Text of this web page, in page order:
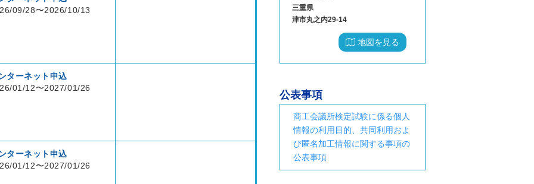
09/28〜2026/10/13
ターネット申込
01/12〜2027/01/26
ターネット申込
01/12〜2027/01/26
三重県
津市丸之内29-14
地図を見る
公表事項
商工会議所検定試験に係る個人
情報の利用目的、共同利用およ
び匿名加工情報に関する事項の
公表事項